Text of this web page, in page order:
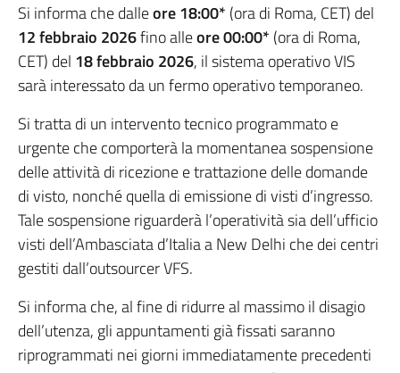
Si informa che dalleore 18:00* (ora di Roma, CET) del
12 febbraio 2026fino alleore 00:00* (ora di Roma,
CET) del 18 febbraio 2026, il sistema operativo VIS
sarà interessato da un fermo operativo temporaneo.
Si tratta di un intervento tecnico programmato e
urgente che comporterà la momentanea sospensione
delle attività di ricezione e trattazione delle domande
di visto, nonché quella di emissione di visti d’ingresso.
Tale sospensione riguarderà l’operatività sia dell’ufficio
visti dell’Ambasciata d’Italia a New Delhi che dei centri
gestiti dall’outsourcer VFS.
Si informa che, al fine di ridurre al massimo il disagio
dell’utenza, gli appuntamenti già fissati saranno
riprogrammati nei giorni immediatamente precedenti